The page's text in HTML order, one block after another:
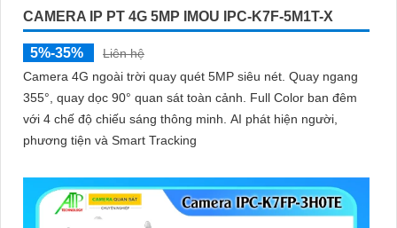
CAMERA IP PT 4G 5MP IMOU IPC-K7F-5M1T-X
5%-35%
Liên hệ
Camera 4G ngoài trời quay quét 5MP siêu nét. Quay ngang
355°, quay dọc 90° quan sát toàn cảnh. Full Color ban đêm
với 4 chế độ chiếu sáng thông minh. AI phát hiện người,
phương tiện và Smart Tracking